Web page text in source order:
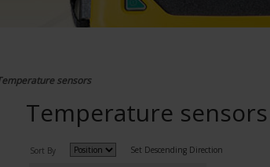
sensors
Temperature sensors
Sort By Set Descending Direction